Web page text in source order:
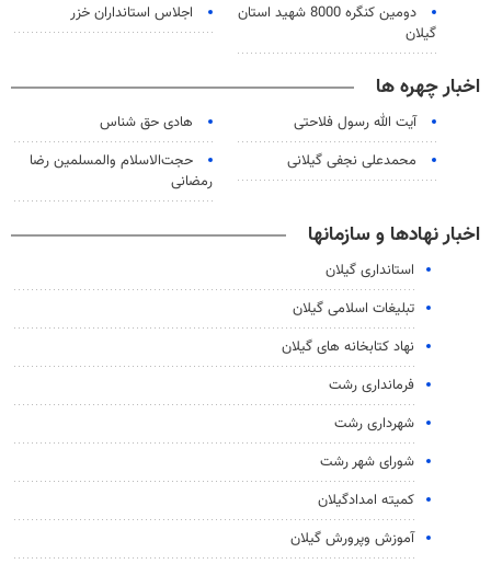
دومین کنگره 8000 شهید استان
گیلان
اجلاس استانداران خزر
اخبار چهره ها
آیت الله رسول فلاحتی
هادی حق شناس
محمدعلی نجفی گیلانی
حجت‌الاسلام والمسلمین رضا
رمضانی
اخبار نهادها و سازمانها
استانداری گیلان
تبلیغات اسلامی گیلان
نهاد کتابخانه های گیلان
فرمانداری رشت
شهرداری رشت
شورای شهر رشت
کميته امدادگیلان
آموزش وپرورش گیلان